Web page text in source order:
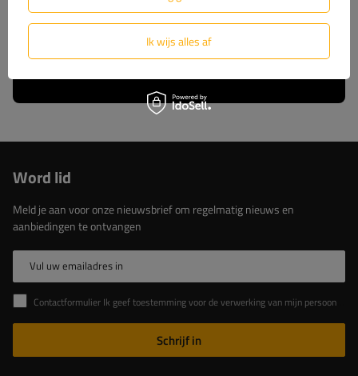
Kies voor beproefde oplossingen van de marktleider.
Lees meer over ons
Word lid
Meld je aan voor onze nieuwsbrief om regelmatig nieuws en
aanbiedingen te ontvangen
Vul uw emailadres in
Contactformulier Ik geef toestemming voor de verwerking van mijn persoonlijke gegevens in het contactformulier in overeenstemming met de Verordening van het Europees Parlement en de Raad (EU)
Schrijf in
Ik wijs alles af